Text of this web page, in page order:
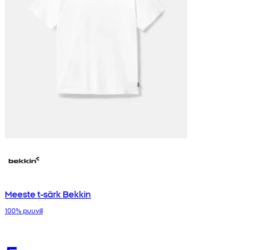
Meeste t-särk Bekkin
100% puuvill